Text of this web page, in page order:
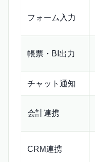
フォーム入力
帳票・BI出力
チャット通知
会計連携
CRM連携